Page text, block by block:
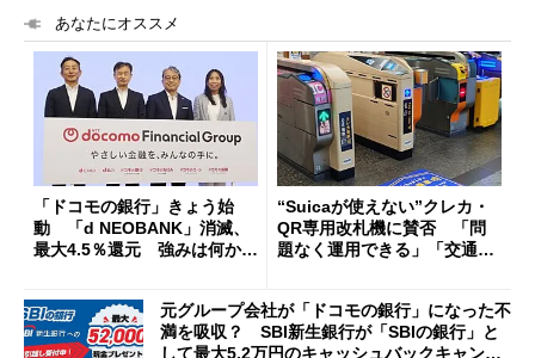
あなたにオススメ
「ドコモの銀行」きょう始
動 「d NEOBANK」消滅、
最大4.5％還元 強みは何か解
“Suicaが使えない”クレカ・
QR専用改札機に賛否 「問
題なく運用できる」「交通系I
元グループ会社が「ドコモの銀行」になった不
満を吸収？ SBI新生銀行が「SBIの銀行」と
して最大5.2万円のキャッシュバックキャンペ